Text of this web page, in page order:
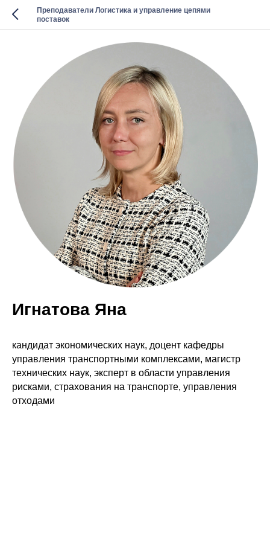
Преподаватели Логистика и управление цепями
поставок
Игнатова Яна
кандидат экономических наук, доцент кафедры
управления транспортными комплексами, магистр
технических наук, эксперт в области управления
рисками, страхования на транспорте, управления
отходами